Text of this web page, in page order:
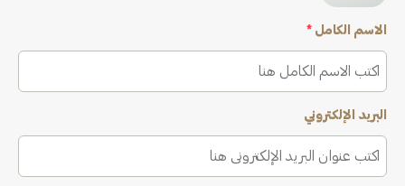
الاسم الكامل *
البريد الإلكتروني